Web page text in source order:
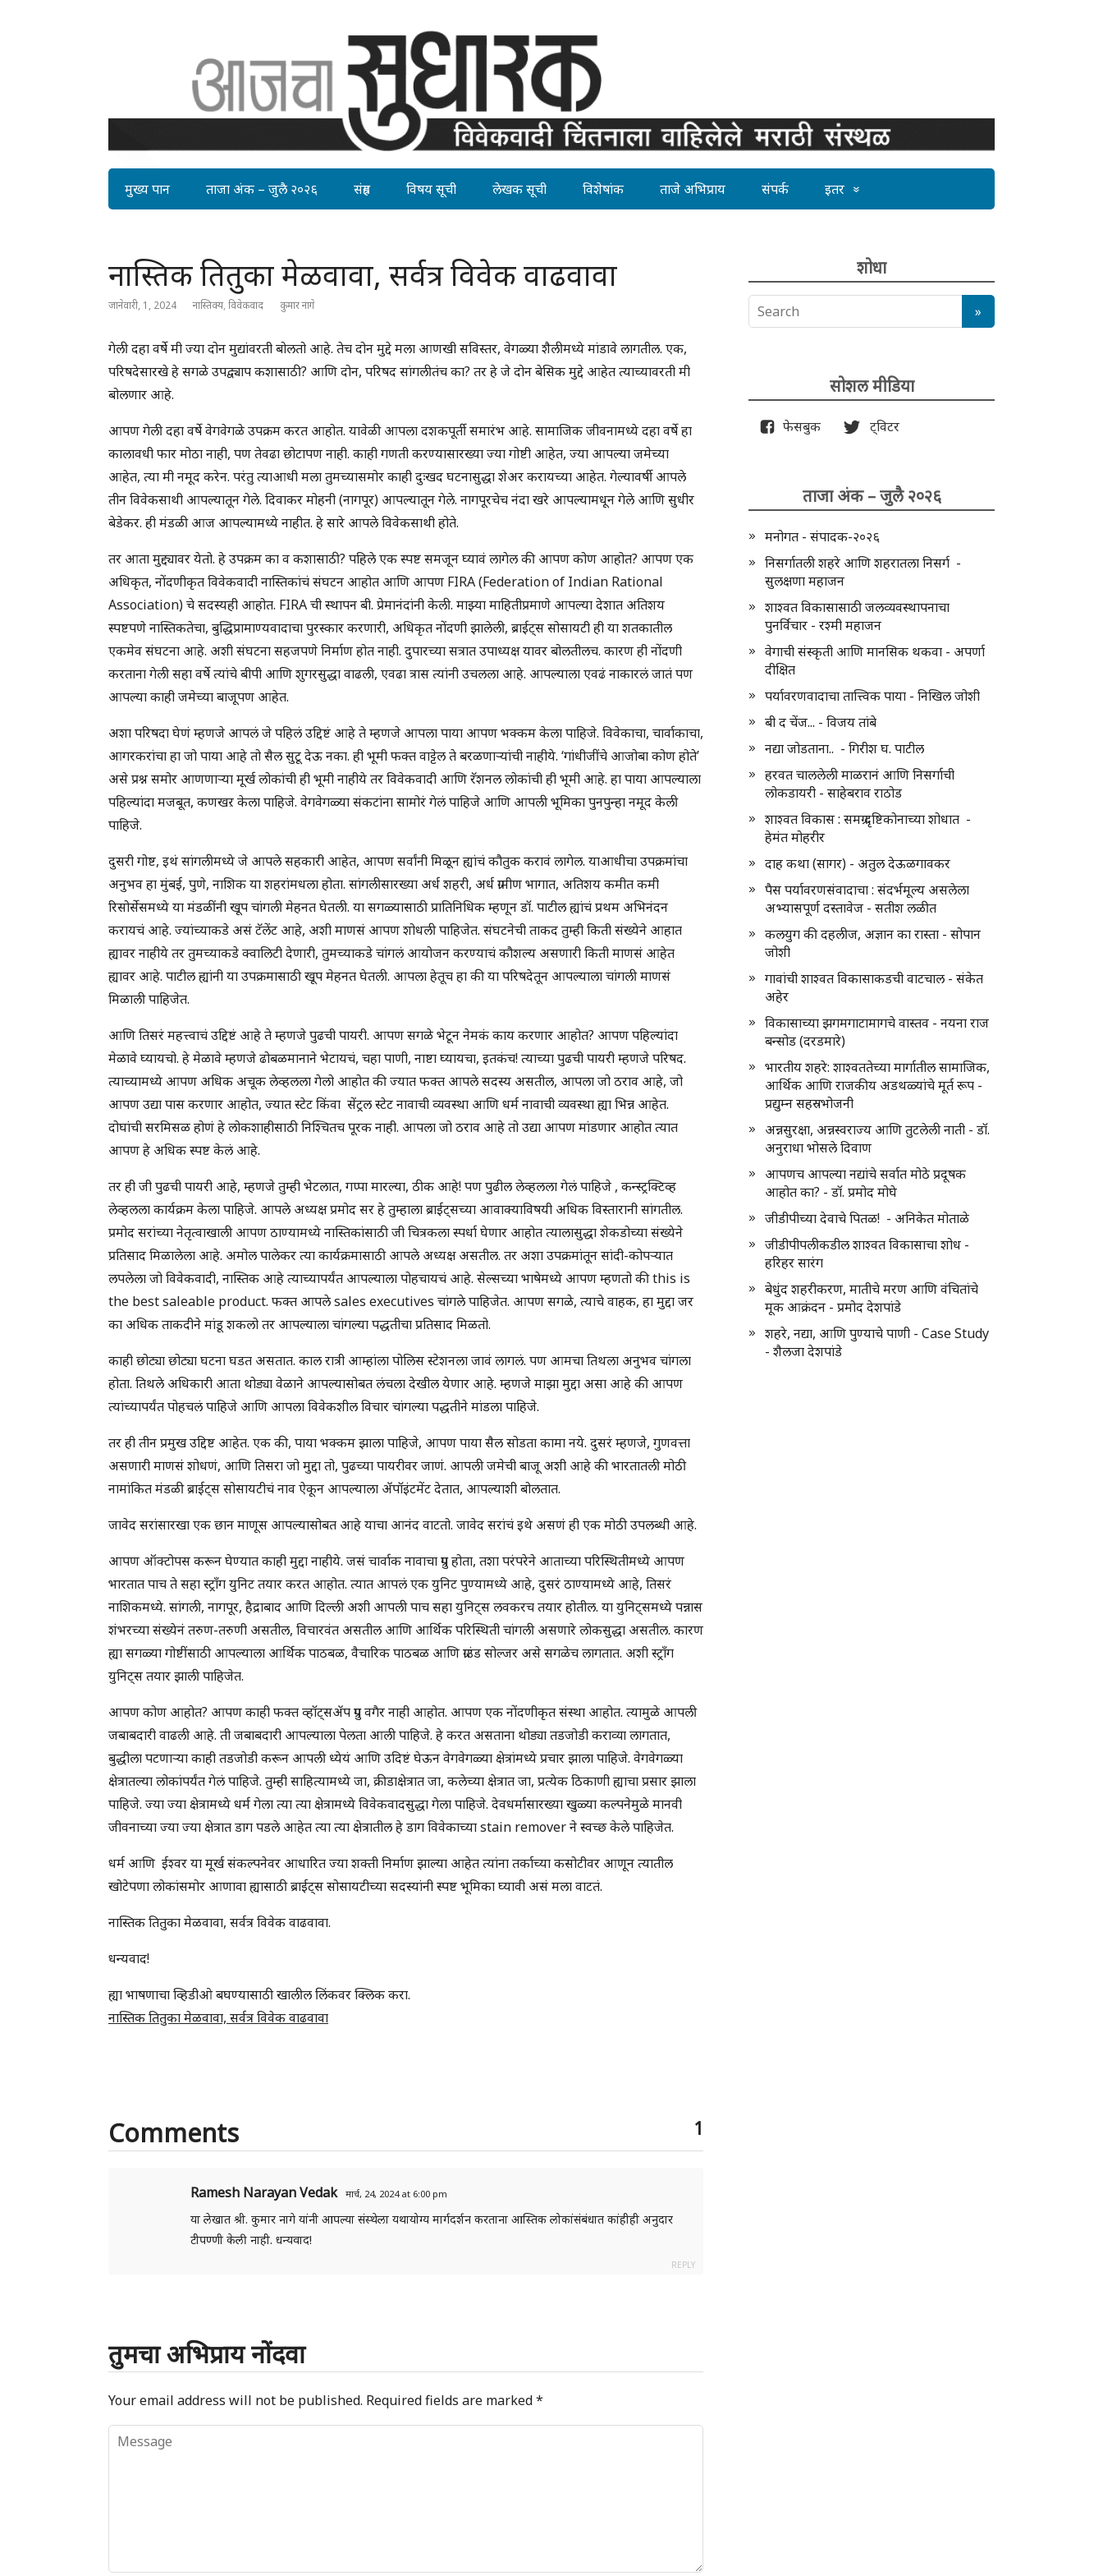
मुख्य पान ताजा अंक – जुलै २०२६ संग्रह विषय सूची लेखक सूची विशेषांक ताजे अभिप्राय संपर्क इतर
नास्तिक तितुका मेळवावा, सर्वत्र विवेक वाढवावा
जानेवारी, 1, 2024 नास्तिक्य, विवेकवाद कुमार नागे
गेली दहा वर्षे मी ज्या दोन मुद्यांवरती बोलतो आहे. तेच दोन मुद्दे मला आणखी सविस्तर, वेगळ्या शैलीमध्ये मांडावे लागतील. एक,
परिषदेसारखे हे सगळे उपद्व्याप कशासाठी? आणि दोन, परिषद सांगलीतंच का? तर हे जे दोन बेसिक मुद्दे आहेत त्याच्यावरती मी
बोलणार आहे.
आपण गेली दहा वर्षे वेगवेगळे उपक्रम करत आहोत. यावेळी आपला दशकपूर्ती समारंभ आहे. सामाजिक जीवनामध्ये दहा वर्षे हा
कालावधी फार मोठा नाही, पण तेवढा छोटापण नाही. काही गणती करण्यासारख्या ज्या गोष्टी आहेत, ज्या आपल्या जमेच्या
आहेत, त्या मी नमूद करेन. परंतु त्याआधी मला तुमच्यासमोर काही दुःखद घटनासुद्धा शेअर करायच्या आहेत. गेल्यावर्षी आपले
तीन विवेकसाथी आपल्यातून गेले. दिवाकर मोहनी (नागपूर) आपल्यातून गेले. नागपूरचेच नंदा खरे आपल्यामधून गेले आणि सुधीर
बेडेकर. ही मंडळी आज आपल्यामध्ये नाहीत. हे सारे आपले विवेकसाथी होते.
तर आता मुद्द्यावर येतो. हे उपक्रम का व कशासाठी? पहिले एक स्पष्ट समजून घ्यावं लागेल की आपण कोण आहोत? आपण एक
अधिकृत, नोंदणीकृत विवेकवादी नास्तिकांचं संघटन आहोत आणि आपण FIRA (Federation of Indian Rational
Association) चे सदस्यही आहोत. FIRA ची स्थापन बी. प्रेमानंदांनी केली. माझ्या माहितीप्रमाणे आपल्या देशात अतिशय
स्पष्टपणे नास्तिकतेचा, बुद्धिप्रामाण्यवादाचा पुरस्कार करणारी, अधिकृत नोंदणी झालेली, ब्राईट्स सोसायटी ही या शतकातील
एकमेव संघटना आहे. अशी संघटना सहजपणे निर्माण होत नाही. दुपारच्या सत्रात उपाध्यक्ष यावर बोलतीलच. कारण ही नोंदणी
करताना गेली सहा वर्षे त्यांचे बीपी आणि शुगरसुद्धा वाढली, एवढा त्रास त्यांनी उचलला आहे. आपल्याला एवढं नाकारलं जातं पण
आपल्या काही जमेच्या बाजूपण आहेत.
अशा परिषदा घेणं म्हणजे आपलं जे पहिलं उद्दिष्टं आहे ते म्हणजे आपला पाया आपण भक्कम केला पाहिजे. विवेकाचा, चार्वाकाचा,
आगरकरांचा हा जो पाया आहे तो सैल सुटू देऊ नका. ही भूमी फक्त वाट्टेल ते बरळणाऱ्यांची नाहीये. ‘गांधीजींचे आजोबा कोण होते’
असे प्रश्न समोर आणणाऱ्या मूर्ख लोकांची ही भूमी नाहीये तर विवेकवादी आणि रॅशनल लोकांची ही भूमी आहे. हा पाया आपल्याला
पहिल्यांदा मजबूत, कणखऱ केला पाहिजे. वेगवेगळ्या संकटांना सामोरं गेलं पाहिजे आणि आपली भूमिका पुनपुन्हा नमूद केली
पाहिजे.
दुसरी गोष्ट, इथं सांगलीमध्ये जे आपले सहकारी आहेत, आपण सर्वांनी मिळून ह्यांचं कौतुक करावं लागेल. याआधीचा उपक्रमांचा
अनुभव हा मुंबई, पुणे, नाशिक या शहरांमधला होता. सांगलीसारख्या अर्ध शहरी, अर्ध ग्रामीण भागात, अतिशय कमीत कमी
रिसोर्सेसमध्ये या मंडळींनी खूप चांगली मेहनत घेतली. या सगळ्यासाठी प्रातिनिधिक म्हणून डॉ. पाटील ह्यांचं प्रथम अभिनंदन
करायचं आहे. ज्यांच्याकडे असं टॅलेंट आहे, अशी माणसं आपण शोधली पाहिजेत. संघटनेची ताकद तुम्ही किती संख्येने आहात
ह्यावर नाहीये तर तुमच्याकडे क्वालिटी देणारी, तुमच्याकडे चांगलं आयोजन करण्याचं कौशल्य असणारी किती माणसं आहेत
ह्यावर आहे. पाटील ह्यांनी या उपक्रमासाठी खूप मेहनत घेतली. आपला हेतूच हा की या परिषदेतून आपल्याला चांगली माणसं
मिळाली पाहिजेत.
आणि तिसरं महत्त्वाचं उद्दिष्टं आहे ते म्हणजे पुढची पायरी. आपण सगळे भेटून नेमकं काय करणार आहोत? आपण पहिल्यांदा
मेळावे घ्यायचो. हे मेळावे म्हणजे ढोबळमानाने भेटायचं, चहा पाणी, नाष्टा घ्यायचा, इतकंच! त्याच्या पुढची पायरी म्हणजे परिषद.
त्याच्यामध्ये आपण अधिक अचूक लेव्हलला गेलो आहोत की ज्यात फक्त आपले सदस्य असतील, आपला जो ठराव आहे, जो
आपण उद्या पास करणार आहोत, ज्यात स्टेट किंवा सेंट्रल स्टेट नावाची व्यवस्था आणि धर्म नावाची व्यवस्था ह्या भिन्न आहेत.
दोघांची सरमिसळ होणं हे लोकशाहीसाठी निश्चितच पूरक नाही. आपला जो ठराव आहे तो उद्या आपण मांडणार आहोत त्यात
आपण हे अधिक स्पष्ट केलं आहे.
तर ही जी पुढची पायरी आहे, म्हणजे तुम्ही भेटलात, गप्पा मारल्या, ठीक आहे! पण पुढील लेव्हलला गेलं पाहिजे , कन्स्ट्रक्टिव्ह
लेव्हलला कार्यक्रम केला पाहिजे. आपले अध्यक्ष प्रमोद सर हे तुम्हाला ब्राईट्सच्या आवाक्याविषयी अधिक विस्तारानी सांगतील.
प्रमोद सरांच्या नेतृत्वाखाली आपण ठाण्यामध्ये नास्तिकांसाठी जी चित्रकला स्पर्धा घेणार आहोत त्यालासुद्धा शेकडोच्या संख्येने
प्रतिसाद मिळालेला आहे. अमोल पालेकर त्या कार्यक्रमासाठी आपले अध्यक्ष असतील. तर अशा उपक्रमांतून सांदी-कोपऱ्यात
लपलेला जो विवेकवादी, नास्तिक आहे त्याच्यापर्यंत आपल्याला पोहचायचं आहे. सेल्सच्या भाषेमध्ये आपण म्हणतो की this is
the best saleable product. फक्त आपले sales executives चांगले पाहिजेत. आपण सगळे, त्याचे वाहक, हा मुद्दा जर
का अधिक ताकदीने मांडू शकलो तर आपल्याला चांगल्या पद्धतीचा प्रतिसाद मिळतो.
काही छोट्या छोट्या घटना घडत असतात. काल रात्री आम्हांला पोलिस स्टेशनला जावं लागलं. पण आमचा तिथला अनुभव चांगला
होता. तिथले अधिकारी आता थोड्या वेळाने आपल्यासोबत लंचला देखील येणार आहे. म्हणजे माझा मुद्दा असा आहे की आपण
त्यांच्यापर्यंत पोहचलं पाहिजे आणि आपला विवेकशील विचार चांगल्या पद्धतीने मांडला पाहिजे.
तर ही तीन प्रमुख उद्दिष्ट आहेत. एक की, पाया भक्कम झाला पाहिजे, आपण पाया सैल सोडता कामा नये. दुसरं म्हणजे, गुणवत्ता
असणारी माणसं शोधणं, आणि तिसरा जो मुद्दा तो, पुढच्या पायरीवर जाणं. आपली जमेची बाजू अशी आहे की भारतातली मोठी
नामांकित मंडळी ब्राईट्स सोसायटीचं नाव ऐकून आपल्याला ॲपॉइंटमेंट देतात, आपल्याशी बोलतात.
जावेद सरांसारखा एक छान माणूस आपल्यासोबत आहे याचा आनंद वाटतो. जावेद सरांचं इथे असणं ही एक मोठी उपलब्धी आहे.
आपण ऑक्टोपस करून घेण्यात काही मुद्दा नाहीये. जसं चार्वाक नावाचा ग्रुप होता, तशा परंपरेने आताच्या परिस्थितीमध्ये आपण
भारतात पाच ते सहा स्ट्रॉंग युनिट तयार करत आहोत. त्यात आपलं एक युनिट पुण्यामध्ये आहे, दुसरं ठाण्यामध्ये आहे, तिसरं
नाशिकमध्ये. सांगली, नागपूर, हैद्राबाद आणि दिल्ली अशी आपली पाच सहा युनिट्स लवकरच तयार होतील. या युनिट्समध्ये पन्नास
शंभरच्या संख्येनं तरुण-तरुणी असतील, विचारवंत असतील आणि आर्थिक परिस्थिती चांगली असणारे लोकसुद्धा असतील. कारण
ह्या सगळ्या गोष्टींसाठी आपल्याला आर्थिक पाठबळ, वैचारिक पाठबळ आणि ग्राउंड सोल्जर असे सगळेच लागतात. अशी स्ट्रॉंग
युनिट्स तयार झाली पाहिजेत.
आपण कोण आहोत? आपण काही फक्त व्हॉट्सॲप ग्रुप वगैर नाही आहोत. आपण एक नोंदणीकृत संस्था आहोत. त्यामुळे आपली
जबाबदारी वाढली आहे. ती जबाबदारी आपल्याला पेलता आली पाहिजे. हे करत असताना थोड्या तडजोडी कराव्या लागतात,
बुद्धीला पटणाऱ्या काही तडजोडी करून आपली ध्येयं आणि उदिष्टं घेऊन वेगवेगळ्या क्षेत्रांमध्ये प्रचार झाला पाहिजे. वेगवेगळ्या
क्षेत्रातल्या लोकांपर्यंत गेलं पाहिजे. तुम्ही साहित्यामध्ये जा, क्रीडाक्षेत्रात जा, कलेच्या क्षेत्रात जा, प्रत्येक ठिकाणी ह्याचा प्रसार झाला
पाहिजे. ज्या ज्या क्षेत्रामध्ये धर्म गेला त्या त्या क्षेत्रामध्ये विवेकवादसुद्धा गेला पाहिजे. देवधर्मासारख्या खुळ्या कल्पनेमुळे मानवी
जीवनाच्या ज्या ज्या क्षेत्रात डाग पडले आहेत त्या त्या क्षेत्रातील हे डाग विवेकाच्या stain remover ने स्वच्छ केले पाहिजेत.
धर्म आणि ईश्वर या मूर्ख संकल्पनेवर आधारित ज्या शक्ती निर्माण झाल्या आहेत त्यांना तर्काच्या कसोटीवर आणून त्यातील
खोटेपणा लोकांसमोर आणावा ह्यासाठी ब्राईट्स सोसायटीच्या सदस्यांनी स्पष्ट भूमिका घ्यावी असं मला वाटतं.
नास्तिक तितुका मेळवावा, सर्वत्र विवेक वाढवावा.
धन्यवाद!
ह्या भाषणाचा व्हिडीओ बघण्यासाठी खालील लिंकवर क्लिक करा.
नास्तिक तितुका मेळवावा, सर्वत्र विवेक वाढवावा
Comments 1
Ramesh Narayan Vedak मार्च, 24, 2024 at 6:00 pm
या लेखात श्री. कुमार नागे यांनी आपल्या संस्थेला यथायोग्य मार्गदर्शन करताना आस्तिक लोकांसंबंधात कांहीही अनुदार
टीपण्णी केली नाही. धन्यवाद!
REPLY
तुमचा अभिप्राय नोंदवा
Your email address will not be published. Required fields are marked*
शोधा
सोशल मीडिया
फेसबुक ट्विटर
ताजा अंक – जुलै २०२६
मनोगत - संपादक-२०२६
निसर्गातली शहरे आणि शहरातला निसर्ग -
सुलक्षणा महाजन
शाश्वत विकासासाठी जलव्यवस्थापनाचा
पुनर्विचार - रश्मी महाजन
वेगाची संस्कृती आणि मानसिक थकवा - अपर्णा
दीक्षित
पर्यावरणवादाचा तात्त्विक पाया - निखिल जोशी
बी द चेंज... - विजय तांबे
नद्या जोडताना.. - गिरीश घ. पाटील
हरवत चाललेली माळरानं आणि निसर्गाची
लोकडायरी - साहेबराव राठोड
शाश्वत विकास : समग्र दृष्टिकोनाच्या शोधात -
हेमंत मोहरीर
दाह कथा (सागर) - अतुल देऊळगावकर
पैस पर्यावरणसंवादाचा : संदर्भमूल्य असलेला
अभ्यासपूर्ण दस्तावेज - सतीश लळीत
कलयुग की दहलीज, अज्ञान का रास्ता - सोपान
जोशी
गावांची शाश्वत विकासाकडची वाटचाल - संकेत
अहेर
विकासाच्या झगमगाटामागचे वास्तव - नयना राज
बन्सोड (दरडमारे)
भारतीय शहरे: शाश्वततेच्या मार्गातील सामाजिक,
आर्थिक आणि राजकीय अडथळ्यांचे मूर्त रूप -
प्रद्युम्न सहस्रभोजनी
अन्नसुरक्षा, अन्नस्वराज्य आणि तुटलेली नाती - डॉ.
अनुराधा भोसले दिवाण
आपणच आपल्या नद्यांचे सर्वात मोठे प्रदूषक
आहोत का? - डॉ. प्रमोद मोघे
जीडीपीच्या देवाचे पितळ! - अनिकेत मोताळे
जीडीपीपलीकडील शाश्वत विकासाचा शोध -
हरिहर सारंग
बेधुंद शहरीकरण, मातीचे मरण आणि वंचितांचे
मूक आक्रंदन - प्रमोद देशपांडे
शहरे, नद्या, आणि पुण्याचे पाणी - Case Study
- शैलजा देशपांडे